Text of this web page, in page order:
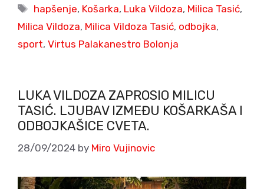
Tags
hapšenje, Košarka, Luka Vildoza, Milica Tasić,
Milica Vildoza, Milica Vildoza Tasić, odbojka,
sport, Virtus Palakanestro Bolonja
LUKA VILDOZA ZAPROSIO MILICU
TASIĆ. LJUBAV IZMEĐU KOŠARKAŠA I
ODBOJKAŠICE CVETA.
28/09/2024 by Miro Vujinovic